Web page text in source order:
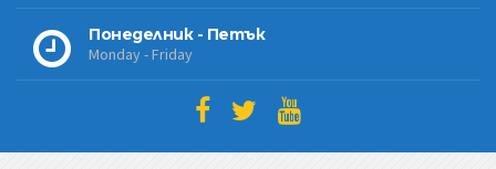
Понеделник - Петък
Monday - Friday